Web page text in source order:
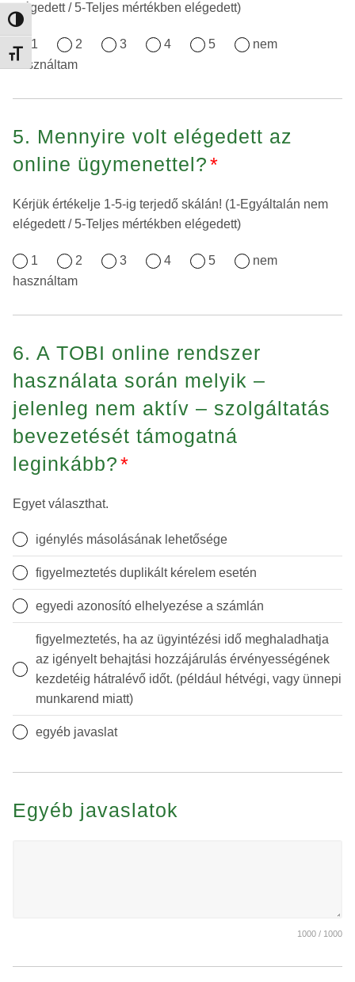
Nagy kontraszt váltása
Betűméret váltása
elégedett / 5-Teljes mértékben elégedett)
1 2 3 4 5
nem
használtam
5. Mennyire volt elégedett az
online ügymenettel?*
Kérjük értékelje 1-5-ig terjedő skálán! (1-Egyáltalán nem
elégedett / 5-Teljes mértékben elégedett)
1 2 3 4 5
nem
használtam
6. A TOBI online rendszer
használata során melyik –
jelenleg nem aktív – szolgáltatás
bevezetését támogatná
leginkább?*
Egyet választhat.
igénylés másolásának lehetősége
figyelmeztetés duplikált kérelem esetén
egyedi azonosító elhelyezése a számlán
figyelmeztetés, ha az ügyintézési idő meghaladhatja
az igényelt behajtási hozzájárulás érvényességének
kezdetéig hátralévő időt. (például hétvégi, vagy ünnepi
munkarend miatt)
egyéb javaslat
Egyéb javaslatok
1000 / 1000